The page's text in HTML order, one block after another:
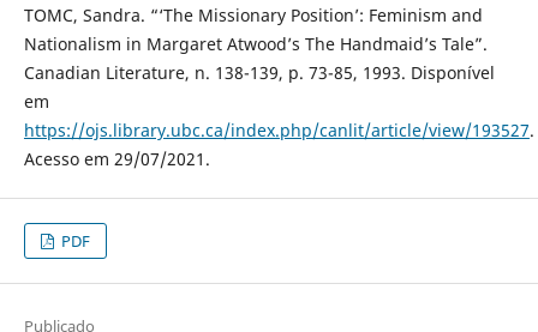
TOMC, Sandra. “‘The Missionary Position’: Feminism and
Nationalism in Margaret Atwood’s The Handmaid’s Tale”.
Canadian Literature, n. 138-139, p. 73-85, 1993. Disponível
em
https://ojs.library.ubc.ca/index.php/canlit/article/view/193527.
Acesso em 29/07/2021.
PDF
Publicado